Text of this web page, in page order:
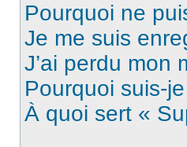
Pourquoi ne
Je me suis
J’ai perdu mon
Pourquoi suis-
À quoi sert «